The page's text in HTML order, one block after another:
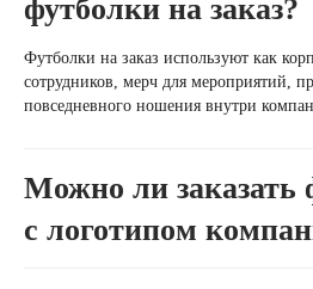
футболки на заказ?
Футболки на заказ используют как
сотрудников, мерч для мероприятий,
повседневного ношения внутри
Можно ли заказать
с логотипом